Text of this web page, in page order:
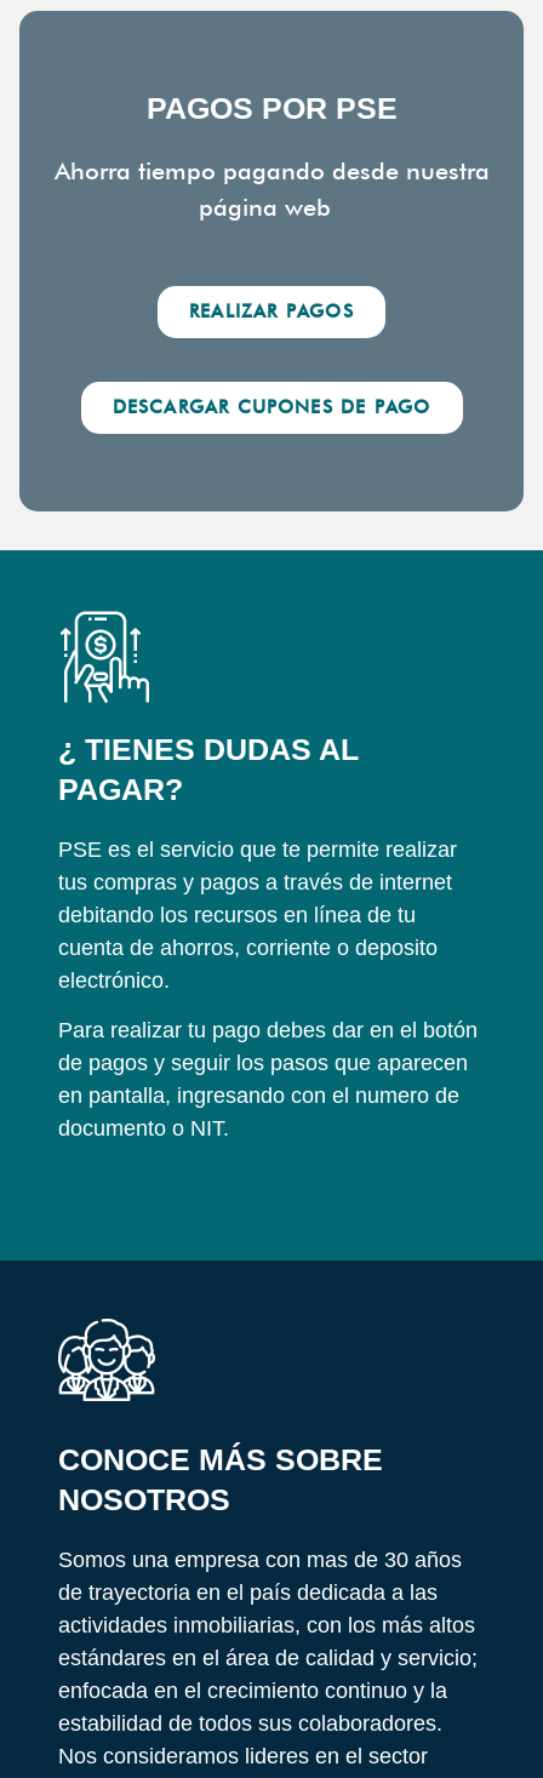
PAGOS POR PSE
Ahorra tiempo pagando desde nuestra
página web
REALIZAR PAGOS
DESCARGAR CUPONES DE PAGO
¿ TIENES DUDAS AL
PAGAR?
PSE es el servicio que te permite realizar
tus compras y pagos a través de internet
debitando los recursos en línea de tu
cuenta de ahorros, corriente o deposito
electrónico.
Para realizar tu pago debes dar en el botón
de pagos y seguir los pasos que aparecen
en pantalla, ingresando con el numero de
documento o NIT.
CONOCE MÁS SOBRE
NOSOTROS
Somos una empresa con mas de 30 años
de trayectoria en el país dedicada a las
actividades inmobiliarias, con los más altos
estándares en el área de calidad y servicio;
enfocada en el crecimiento continuo y la
estabilidad de todos sus colaboradores.
Nos consideramos lideres en el sector